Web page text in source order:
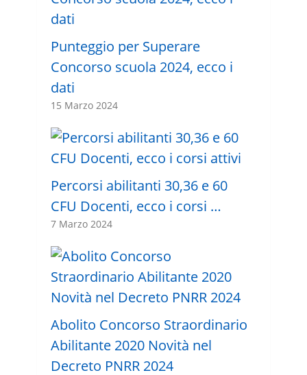
Punteggio per Superare
Concorso scuola 2024, ecco i
dati
15 Marzo 2024
Percorsi abilitanti 30,36 e 60
CFU Docenti, ecco i corsi …
7 Marzo 2024
Abolito Concorso Straordinario
Abilitante 2020 Novità nel
Decreto PNRR 2024